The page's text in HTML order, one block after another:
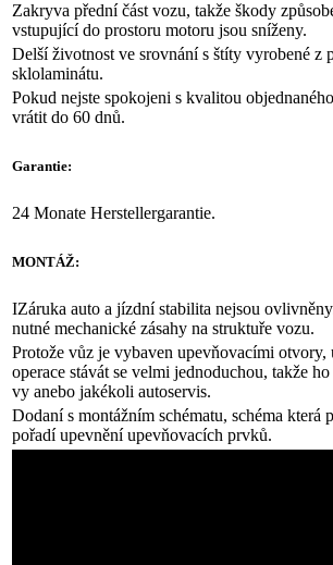
Zakryva přední část vozu, takže škody
vstupující do prostoru motoru jsou sníženy.
Delší životnost ve srovnání s štíty vyrobené z
sklolaminátu.
Pokud nejste spokojeni s kvalitou
vrátit do 60 dnů.
Garantie:
24 Monate Herstellergarantie.
MONTÁŽ:
IZáruka auto a jízdní stabilita nejsou
nutné mechanické zásahy na struktuře vozu.
Protože vůz je vybaven upevňovacími otvory,
operace stávát se velmi jednoduchou, takže
vy anebo jakékoli autoservis.
Dodaní s montážním schématu, schéma která
pořadí upevnění upevňovacích prvků.